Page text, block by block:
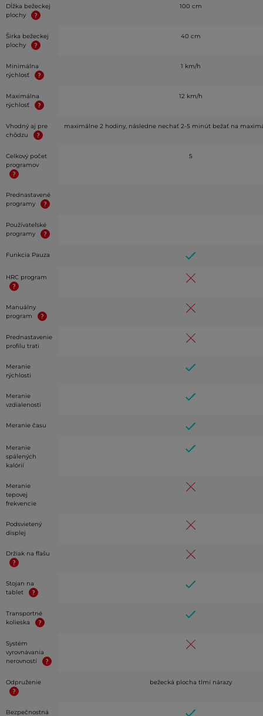
Dĺžka bežeckej
plochy
100 cm
Šírka bežeckej
plochy
40 cm
Minimálna
rýchlosť
1 km/h
Maximálna
rýchlosť
12 km/h
Vhodný aj pre
chôdzu
maximálne 2 hodiny, následne nechať 2-5 minút bežať na
Celkový počet
programov
5
Prednastavené
programy
Používateľské
programy
Funkcia Pauza
HRC program
Manuálny
program
Prednastavenie
profilu trati
Meranie
rýchlosti
Meranie
vzdialenosti
Meranie času
Meranie
spálených
kalórií
Meranie
tepovej
frekvencie
Podsvietený
displej
Držiak na fľašu
Stojan na
tablet
Transportné
kolieska
Systém
vyrovnávania
nerovností
Odpruženie bežecká plocha tlmí nárazy
Bezpečnostná